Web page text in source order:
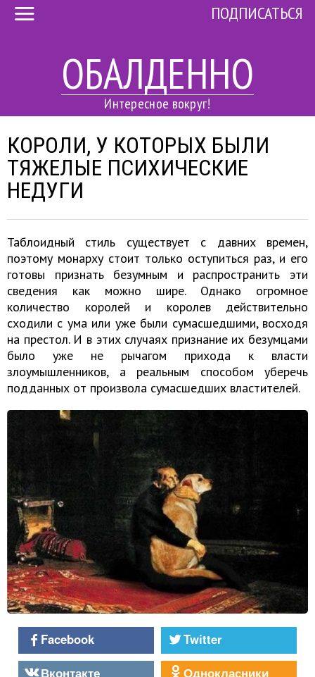
ОБАЛДЕННО
Интересное вокруг!
ПОДПИСАТЬСЯ
КОРОЛИ, У КОТОРЫХ БЫЛИ
ТЯЖЕЛЫЕ ПСИХИЧЕСКИЕ
НЕДУГИ
Таблоидный стиль существует с давних времен,
поэтому монарху стоит только оступиться раз, и его
готовы признать безумным и распространить эти
сведения как можно шире. Однако огромное
количество королей и королев действительно
сходили с ума или уже были сумасшедшими, восходя
на престол. И в этих случаях признание их безумцами
было уже не рычагом прихода к власти
злоумышленников, а реальным способом уберечь
подданных от произвола сумасшедших властителей.
Facebook
Twitter
Вконтакте
Однокласники